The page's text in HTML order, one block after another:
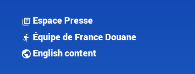
Espace Presse
Équipe de France Douane
English content